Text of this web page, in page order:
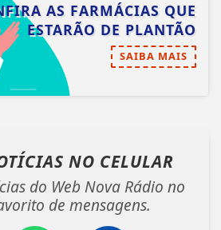
AS FARMÁCIAS QUE
ESTARÃO DE PLANTÃO
SAIBA MAIS
NO CELULAR
do Web Nova Rádio no
de mensagens.